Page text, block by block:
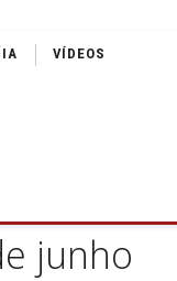
VÍDEOS
junho